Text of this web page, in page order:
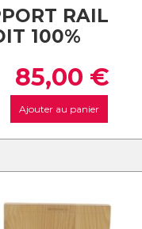
RAIL
100%
85,00 €
Ajouter au panier